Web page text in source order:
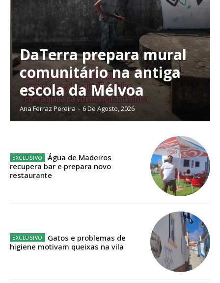
Planos de Assinatura
Faça-se assinante do Região de Cister e ajude-nos a manter este serviço
público!
Sendo assinante terá acesso a todos os conteúdos exclusivos e versões
digitais.
12 meses
Edição em papel entregue à Quinta-feira em sua
DaTerra prepara mural
comunitário na antiga
escola da Mélvoa
Ana Ferraz Pereira - 6 De Agosto, 2026
Água de Madeiros
recupera bar e prepara novo
restaurante
Gatos e problemas de
higiene motivam queixas na vila